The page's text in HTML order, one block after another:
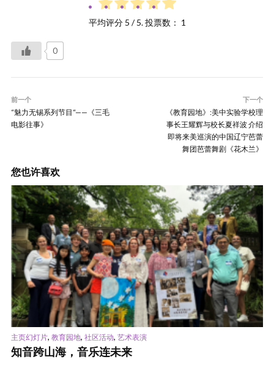
平均评分 5 / 5. 投票数： 1
0
前一个
“魅力无锡系列节目“——《三毛
电影往事》
下一个
《教育园地》:美中实验学校理
事长王耀辉与校长夏祥波 介绍
即将来美巡演的中国辽宁芭蕾
舞团芭蕾舞剧《花木兰》
您也许喜欢
主页幻灯片, 教育园地, 社区活动, 艺术表演
知音跨山海，音乐连未来